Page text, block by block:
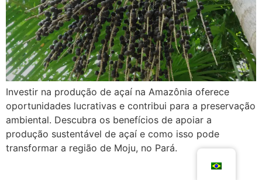
Investir na produção de açaí na Amazônia oferece
oportunidades lucrativas e contribui para a preservação
ambiental. Descubra os benefícios de apoiar a
produção sustentável de açaí e como isso pode
transformar a região de Moju, no Pará.